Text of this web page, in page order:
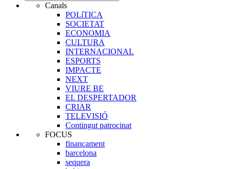
Canals
POLíTICA
SOCIETAT
ECONOMIA
CULTURA
INTERNACIONAL
ESPORTS
IMPACTE
NEXT
VIURE BE
EL DESPERTADOR
CRIAR
TELEVISIÓ
Contingut patrocinat
FOCUS
finançament
barcelona
sequera